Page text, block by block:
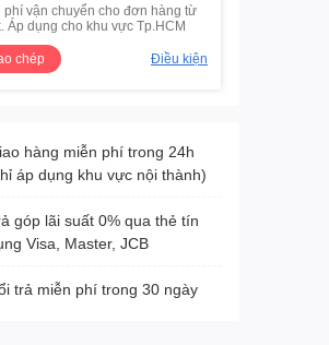
phí vận chuyển cho đơn hàng từ
Áp dụng cho khu vực Tp.HCM
chép
Điều kiện
hàng miễn phí trong 24h
áp dụng khu vực nội thành)
góp lãi suất 0% qua thẻ tín
Visa, Master, JCB
trả miễn phí trong 30 ngày